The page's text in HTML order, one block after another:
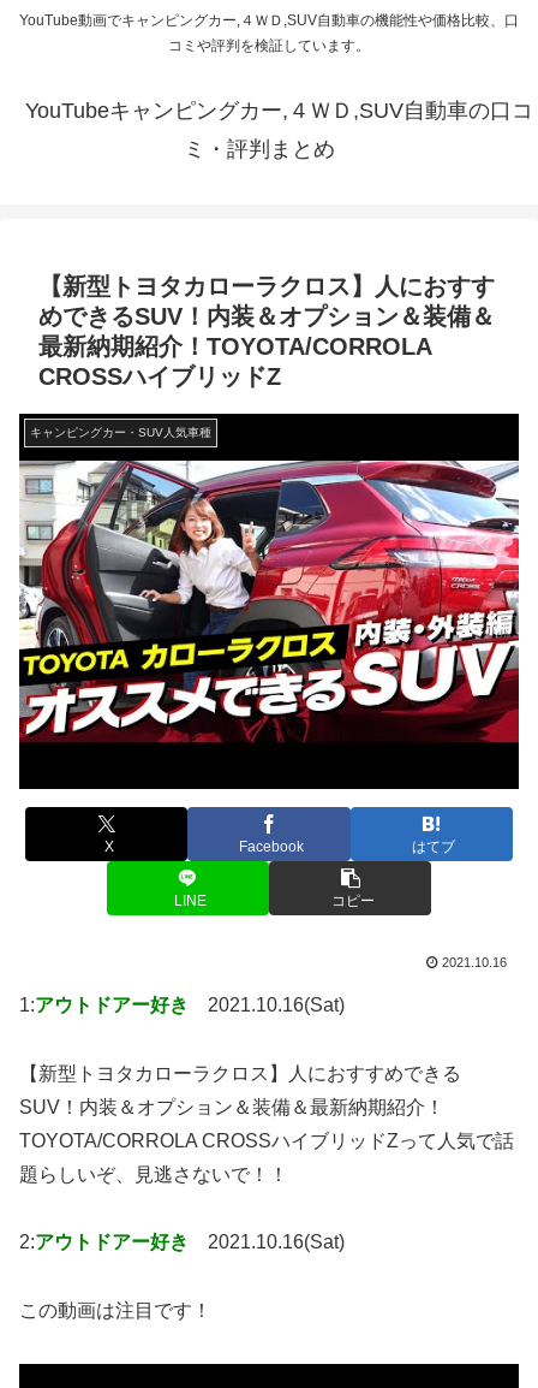
YouTube動画でキャンピングカー,４ＷＤ,SUV自動車の機能性や価格比較、口
コミや評判を検証しています。
YouTubeキャンピングカー,４ＷＤ,SUV自動車の口コ
ミ・評判まとめ
【新型トヨタカローラクロス】人におすす
めできるSUV！内装＆オプション＆装備＆
最新納期紹介！TOYOTA/CORROLA
CROSSハイブリッドZ
キャンピングカー・SUV人気車種
X Facebook はてブ
LINE コピー
2021.10.16
1:アウトドアー好き 2021.10.16(Sat)
【新型トヨタカローラクロス】人におすすめできる
SUV！内装＆オプション＆装備＆最新納期紹介！
TOYOTA/CORROLA CROSSハイブリッドZって人気で話
題らしいぞ、見逃さないで！！
2:アウトドアー好き 2021.10.16(Sat)
この動画は注目です！